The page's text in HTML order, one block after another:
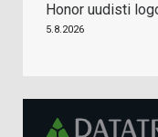
Honor uudisti
5.8.2026